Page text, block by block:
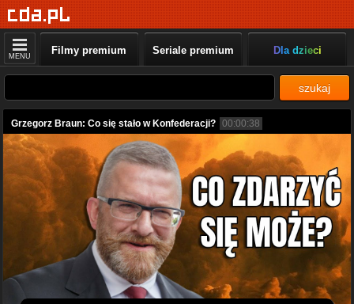
MENU Filmy premium Seriale premium Dla dzieci
szukaj
Grzegorz Braun: Co się stało w Konfederacji? 00:00:38